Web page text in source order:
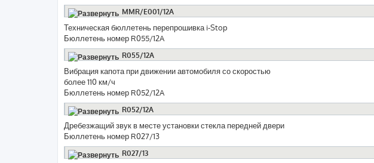
MMR/E001/12A
Техническая бюллетень перепрошивка i-Stop
Бюллетень номер R055/12A
R055/12A
Вибрация капота при движении автомобиля со скоростью
более 110 км/ч
Бюллетень номер R052/12A
R052/12A
Дребезжащий звук в месте установки стекла передней двери
Бюллетень номер R027/13
R027/13